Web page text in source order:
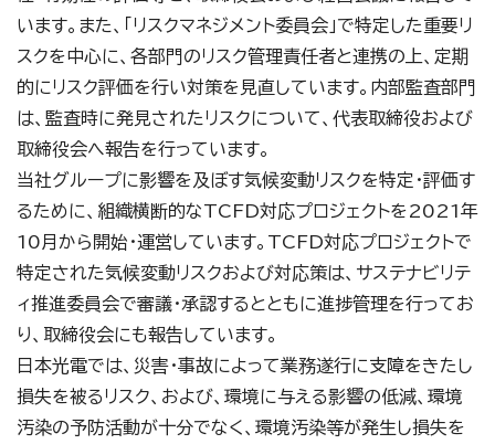
います。また、「リスクマネジメント委員会」で特定した重要リ
スクを中心に、各部門のリスク管理責任者と連携の上、定期
的にリスク評価を行い対策を見直しています。内部監査部門
は、監査時に発見されたリスクについて、代表取締役および
取締役会へ報告を行っています。
当社グループに影響を及ぼす気候変動リスクを特定・評価す
るために、組織横断的なTCFD対応プロジェクトを2021年
10月から開始・運営しています。TCFD対応プロジェクトで
特定された気候変動リスクおよび対応策は、サステナビリテ
ィ推進委員会で審議・承認するとともに進捗管理を行ってお
り、取締役会にも報告しています。
日本光電では、災害・事故によって業務遂行に支障をきたし
損失を被るリスク、および、環境に与える影響の低減、環境
汚染の予防活動が十分でなく、環境汚染等が発生し損失を